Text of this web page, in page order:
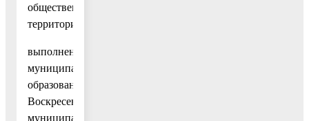
общественных
территорий;
выполнение
муниципальными
образованиями
Воскресенского
муниципального